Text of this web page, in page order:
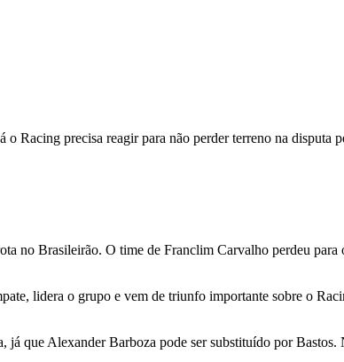
Racing precisa reagir para não perder terreno na disputa
no Brasileirão. O time de Franclim Carvalho perdeu
lidera o grupo e vem de triunfo importante sobre o
que Alexander Barboza pode ser substituído por